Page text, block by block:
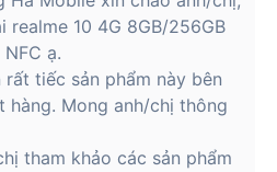
realme 10 4G 8GB/256GB
ạ.
rất tiếc sản phẩm này bên
hàng. Mong anh/chị thông
tham khảo các sản phẩm